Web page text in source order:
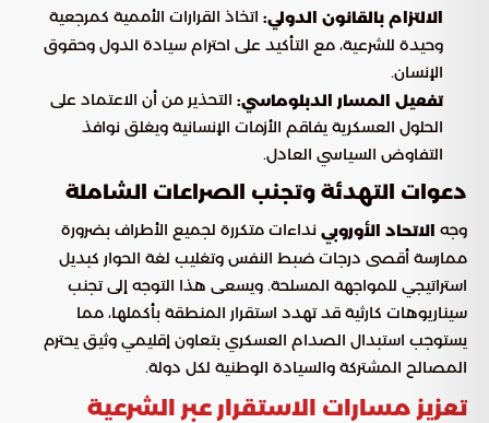
الالتزام بالقانون الدولي: اتخاذ القرارات الأممية كمرجعية
وحيدة للشرعية، مع التأكيد على احترام سيادة الدول وحقوق
الإنسان.
تفعيل المسار الدبلوماسي: التحذير من أن الاعتماد على
الحلول العسكرية يفاقم الأزمات الإنسانية ويغلق نوافذ
التفاوض السياسي العادل.
دعوات التهدئة وتجنب الصراعات الشاملة
وجه الاتحاد الأوروبي نداءات متكررة لجميع الأطراف بضرورة
ممارسة أقصى درجات ضبط النفس وتغليب لغة الحوار كبديل
استراتيجي للمواجهة المسلحة. ويسعى هذا التوجه إلى تجنب
سيناريوهات كارثية قد تهدد استقرار المنطقة بأكملها، مما
يستوجب استبدال الصدام العسكري بتعاون إقليمي وثيق يحترم
المصالح المشتركة والسيادة الوطنية لكل دولة.
تعزيز مسارات الاستقرار عبر الشرعية